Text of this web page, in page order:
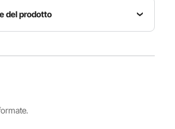
del prodotto
purificazione
Portata